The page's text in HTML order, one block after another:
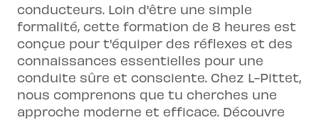
conducteurs. Loin d'être une simple
formalité, cette formation de 8 heures est
conçue pour t'équiper des réflexes et des
connaissances essentielles pour une
conduite sûre et consciente. Chez L-Pittet,
nous comprenons que tu cherches une
approche moderne et efficace. Découvre